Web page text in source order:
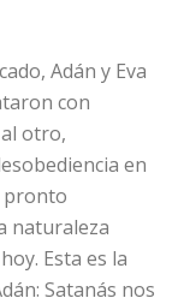
Adán y Eva
con
otro,
en
pronto
naturaleza
Esta es la
Satanás nos